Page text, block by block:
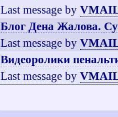
Last message by
Блог Дена Жалова.
Last message by
Видеоролики
Last message by